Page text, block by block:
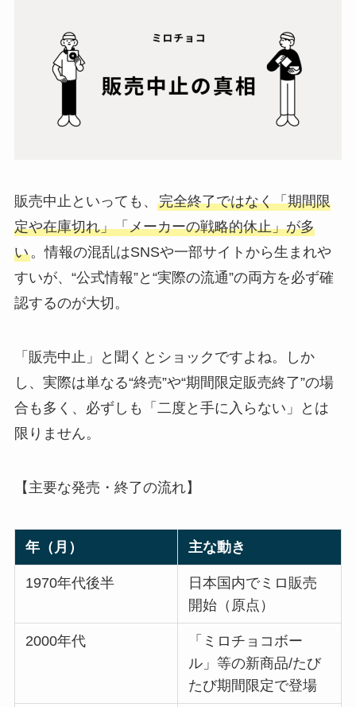
販売中止といっても、 完全終了ではなく「期間限
定や在庫切れ」「メーカーの戦略的休止」が多
い。情報の混乱はSNSや一部サイトから生まれや
すいが、“公式情報”と“実際の流通”の両方を必ず確
認するのが大切。
「販売中止」と聞くとショックですよね。しか
し、実際は単なる“終売”や“期間限定販売終了”の場
合も多く、必ずしも「二度と手に入らない」とは
限りません。
【主要な発売・終了の流れ】
年（月） 主な動き
1970年代後半
日本国内でミロ販売
開始（原点）
2000年代
「ミロチョコボー
ル」等の新商品/たび
たび期間限定で登場